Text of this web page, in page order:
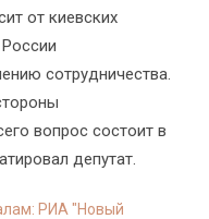
от киевских
сотрудничества.
вопрос состоит в
депутат.
РИА "Новый